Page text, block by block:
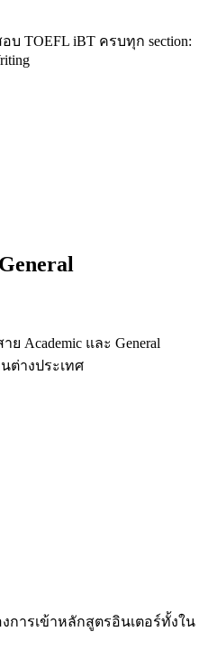
TOEFL iBT ครบทุก section:
Academic และ General
ต่างประเทศ
การเข้าหลักสูตรอินเตอร์ทั้งใน